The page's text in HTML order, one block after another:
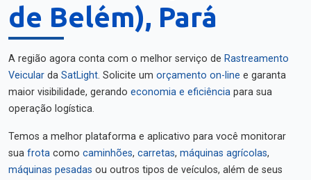
de Belém), Pará
A região agora conta com o melhor serviço de Rastreamento
Veicular da SatLight. Solicite um orçamento on-line e garanta
maior visibilidade, gerando economia e eficiência para sua
operação logística.
Temos a melhor plataforma e aplicativo para você monitorar
sua frota como caminhões, carretas, máquinas agrícolas,
máquinas pesadas ou outros tipos de veículos, além de seus